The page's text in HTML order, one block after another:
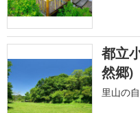
都立
然郷)
里山の